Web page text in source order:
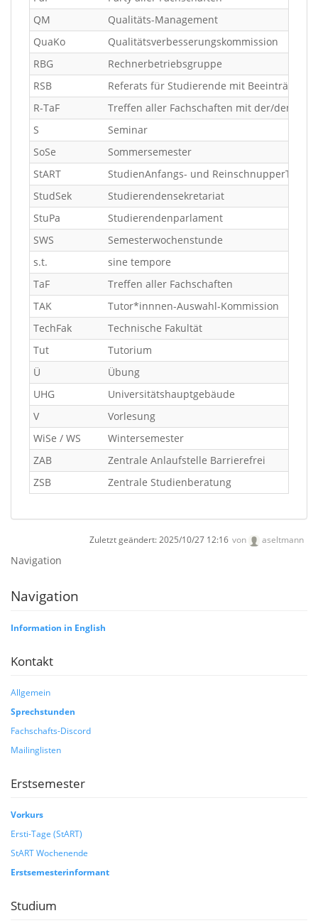
QM
Qualitäts-Management
QuaKo
Qualitätsverbesserungskommission
RBG
Rechnerbetriebsgruppe
RSB
Referats für Studierende mit
R-TaF
Treffen aller Fachschaften mit der/dem
S
Seminar
SoSe
Sommersemester
StART
StudienAnfangs- und ReinschnupperTage
StudSek
Studierendensekretariat
StuPa
Studierendenparlament
SWS
Semesterwochenstunde
s.t.
sine tempore
TaF
Treffen aller Fachschaften
TAK
Tutor*innnen-Auswahl-Kommission
TechFak
Technische Fakultät
Tut
Tutorium
Ü
Übung
UHG
Universitätshauptgebäude
V
Vorlesung
WiSe / WS
Wintersemester
ZAB
Zentrale Anlaufstelle Barrierefrei
ZSB
Zentrale Studienberatung
Zuletzt geändert: 2025/10/27 12:16 von aseltmann
Navigation
Navigation
Information in English
Kontakt
Allgemein
Sprechstunden
Fachschafts-Discord
Mailinglisten
Erstsemester
Vorkurs
Ersti-Tage (StART)
StART Wochenende
Erstsemesterinformant
Studium